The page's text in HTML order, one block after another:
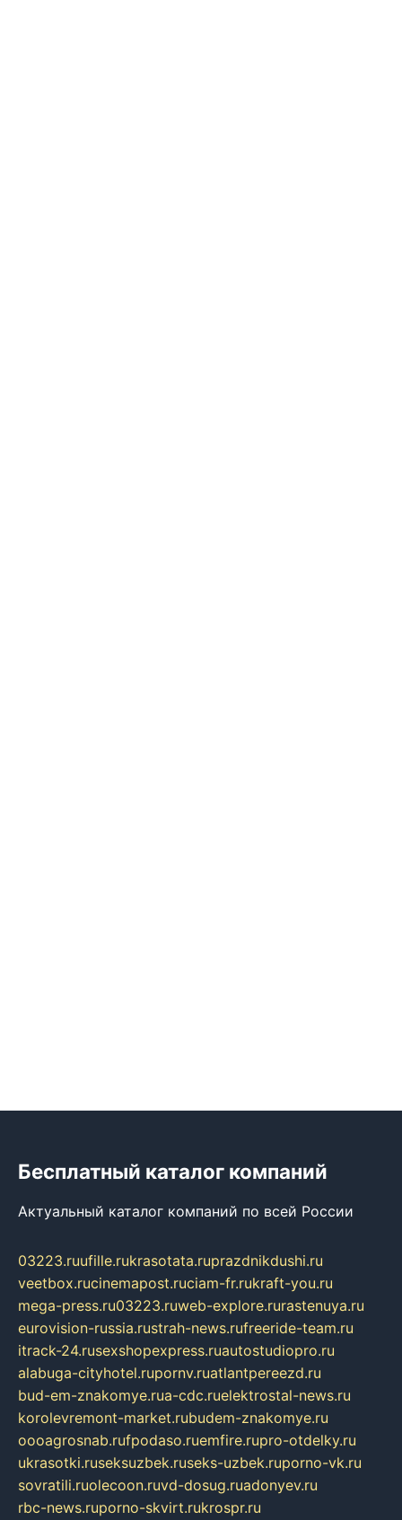
Бесплатный каталог компаний
Актуальный каталог компаний по всей России
03223.ruufille.rukrasotata.ruprazdnikdushi.ru
veetbox.rucinemapost.ruciam-fr.rukraft-you.ru
mega-press.ru03223.ruweb-explore.rurastenuya.ru
eurovision-russia.rustrah-news.rufreeride-team.ru
itrack-24.rusexshopexpress.ruautostudiopro.ru
alabuga-cityhotel.rupornv.ruatlantpereezd.ru
bud-em-znakomye.rua-cdc.ruelektrostal-news.ru
korolevremont-market.rubudem-znakomye.ru
oooagrosnab.rufpodaso.ruemfire.rupro-otdelky.ru
ukrasotki.ruseksuzbek.ruseks-uzbek.ruporno-vk.ru
sovratili.ruolecoon.ruvd-dosug.ruadonyev.ru
rbc-news.ruporno-skvirt.rukrospr.ru